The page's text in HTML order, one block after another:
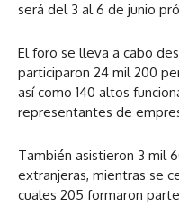
será del 3 al 6 de junio
El foro se lleva a cabo
participaron 24 mil 200
así como 140 altos
representantes de
También asistieron 3 mil
extranjeras, mientras se
cuales 205 formaron